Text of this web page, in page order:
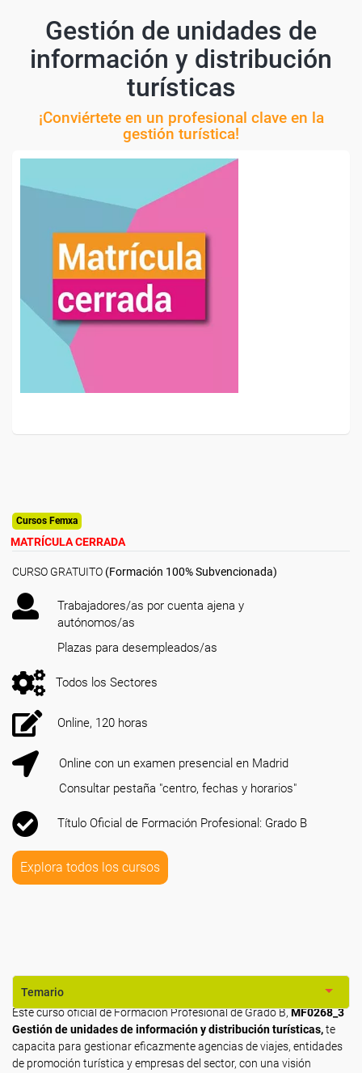
Gestión de unidades de
información y distribución
turísticas
¡Conviértete en un profesional clave en la
gestión turística!
Cursos Femxa
MATRÍCULA CERRADA
CURSO GRATUITO (Formación 100% Subvencionada)
Trabajadores/as por cuenta ajena y
autónomos/as
Plazas para desempleados/as
Todos los Sectores
Online, 120 horas
Online con un examen presencial en Madrid
Consultar pestaña "centro, fechas y horarios"
Título Oficial de Formación Profesional: Grado B
Explora todos los cursos
Temario
Este curso oficial de Formación Profesional de Grado B,MF0268_3
Gestión de unidades de información y distribución turísticas,te
capacita para gestionar eficazmente agencias de viajes, entidades
de promoción turística y empresas del sector, con una visión